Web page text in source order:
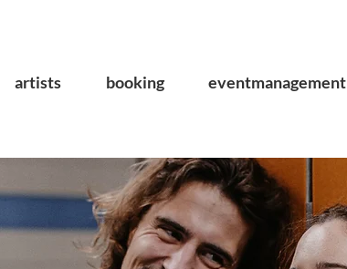
artists booking eventmanagement